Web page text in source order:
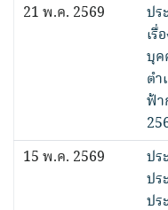
21 พ.ค. 2569
ปร
เรื่
บุค
ตำ
ฟ้า
15 พ.ค. 2569
ปร
ปร
ปร